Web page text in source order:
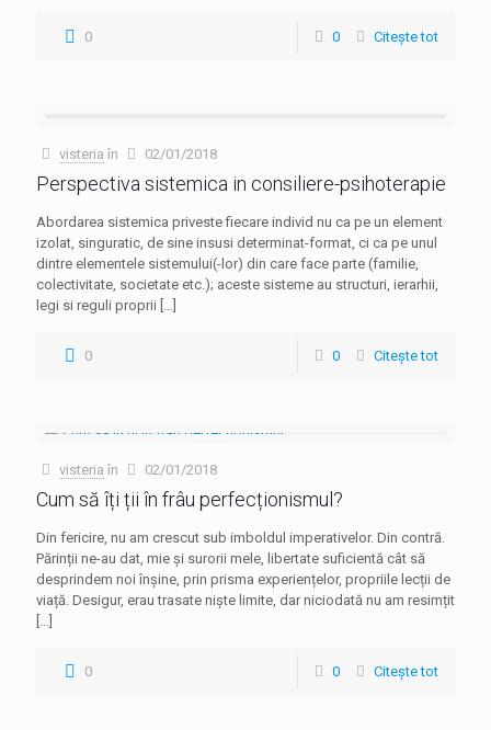
0 0 Citește tot
visteria în 02/01/2018
Perspectiva sistemica in consiliere-psihoterapie
Abordarea sistemica priveste fiecare individ nu ca pe un element
izolat, singuratic, de sine insusi determinat-format, ci ca pe unul
dintre elementele sistemului(-lor) din care face parte (familie,
colectivitate, societate etc.); aceste sisteme au structuri, ierarhii,
legi si reguli proprii […]
0 0 Citește tot
visteria în 02/01/2018
Cum să îți ții în frâu perfecționismul?
Din fericire, nu am crescut sub imboldul imperativelor. Din contră.
Părinții ne-au dat, mie și surorii mele, libertate suficientă cât să
desprindem noi înșine, prin prisma experiențelor, propriile lecții de
viață. Desigur, erau trasate niște limite, dar niciodată nu am resimțit
[…]
0 0 Citește tot